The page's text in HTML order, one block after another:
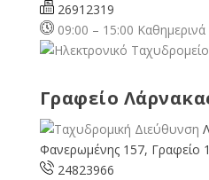
26912319
09:00 – 15:00 Καθημερινά
Γραφείο
Φανερωμένης 157, Γραφείο
24823966